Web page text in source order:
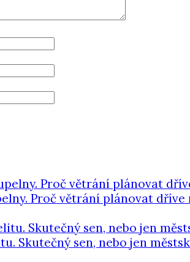
Proč větrání plánovat dříve
Skutečný sen, nebo jen